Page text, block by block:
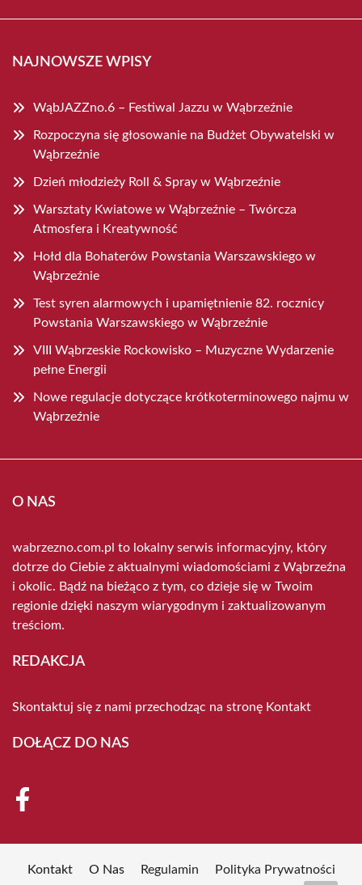
NAJNOWSZE WPISY
WąbJAZZno.6 – Festiwal Jazzu w Wąbrzeźnie
Rozpoczyna się głosowanie na Budżet Obywatelski w
Wąbrzeźnie
Dzień młodzieży Roll & Spray w Wąbrzeźnie
Warsztaty Kwiatowe w Wąbrzeźnie – Twórcza
Atmosfera i Kreatywność
Hołd dla Bohaterów Powstania Warszawskiego w
Wąbrzeźnie
Test syren alarmowych i upamiętnienie 82. rocznicy
Powstania Warszawskiego w Wąbrzeźnie
VIII Wąbrzeskie Rockowisko – Muzyczne Wydarzenie
pełne Energii
Nowe regulacje dotyczące krótkoterminowego najmu w
Wąbrzeźnie
O NAS
wabrzezno.com.pl to lokalny serwis informacyjny, który
dotrze do Ciebie z aktualnymi wiadomościami z Wąbrzeźna
i okolic. Bądź na bieżąco z tym, co dzieje się w Twoim
regionie dzięki naszym wiarygodnym i zaktualizowanym
treściom.
REDAKCJA
Skontaktuj się z nami przechodząc na stronę Kontakt
DOŁĄCZ DO NAS
Kontakt O Nas Regulamin Polityka Prywatności